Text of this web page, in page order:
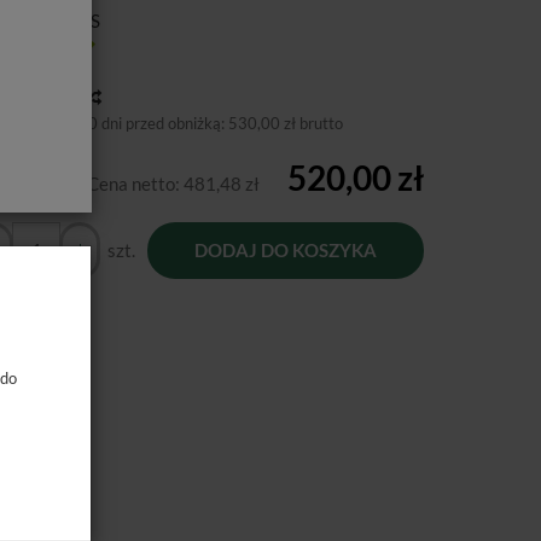
EMS
cena 30 dni przed obniżką: 530,00 zł brutto
Cena netto: 481,48 zł 520,00 zł
szt. DODAJ DO KOSZYKA